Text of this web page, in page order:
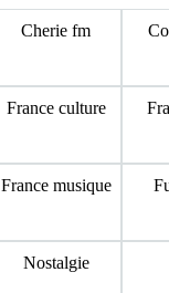
Cherie fm
France culture
France musique
Nostalgie